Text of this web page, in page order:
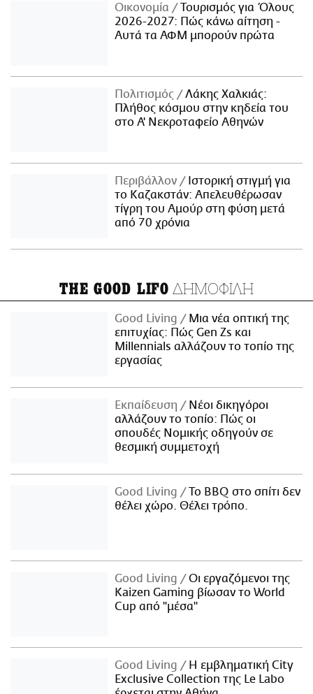
Οικονομία
Τουρισμός για Όλους
2026-2027: Πώς κάνω αίτηση -
Αυτά τα ΑΦΜ μπορούν πρώτα
Πολιτισμός
Λάκης Χαλκιάς:
Πλήθος κόσμου στην κηδεία του
στο Α' Νεκροταφείο Αθηνών
Περιβάλλον
Ιστορική στιγμή για
το Καζακστάν: Απελευθέρωσαν
τίγρη του Αμούρ στη φύση μετά
από 70 χρόνια
THE GOOD LIFO ΔΗΜΟΦΙΛΗ
Good Living
Μια νέα οπτική της
επιτυχίας: Πώς Gen Zs και
Millennials αλλάζουν το τοπίο της
εργασίας
Εκπαίδευση
Νέοι δικηγόροι
αλλάζουν το τοπίο: Πώς οι
σπουδές Νομικής οδηγούν σε
θεσμική συμμετοχή
Good Living
Το BBQ στο σπίτι δεν
θέλει χώρο. Θέλει τρόπο.
Good Living
Οι εργαζόμενοι της
Kaizen Gaming βίωσαν το World
Cup από "μέσα"
Good Living
Η εμβληματική City
Exclusive Collection της Le Labo